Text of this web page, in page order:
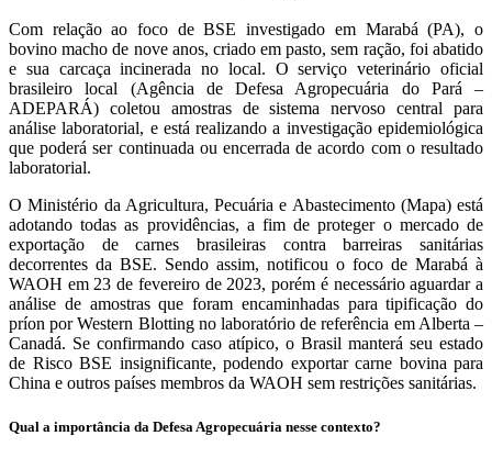
Com relação ao foco de BSE investigado em Marabá (PA), o
bovino macho de nove anos, criado em pasto, sem ração, foi abatido
e sua carcaça incinerada no local. O serviço veterinário oficial
brasileiro local (Agência de Defesa Agropecuária do Pará –
ADEPARÁ) coletou amostras de sistema nervoso central para
análise laboratorial, e está realizando a investigação epidemiológica
que poderá ser continuada ou encerrada de acordo com o resultado
laboratorial.
O Ministério da Agricultura, Pecuária e Abastecimento (Mapa) está
adotando todas as providências, a fim de proteger o mercado de
exportação de carnes brasileiras contra barreiras sanitárias
decorrentes da BSE. Sendo assim, notificou o foco de Marabá à
WAOH em 23 de fevereiro de 2023, porém é necessário aguardar a
análise de amostras que foram encaminhadas para tipificação do
príon por Western Blotting no laboratório de referência em Alberta –
Canadá. Se confirmando caso atípico, o Brasil manterá seu estado
de Risco BSE insignificante, podendo exportar carne bovina para
China e outros países membros da WAOH sem restrições sanitárias.
Qual a importância da Defesa Agropecuária nesse contexto?